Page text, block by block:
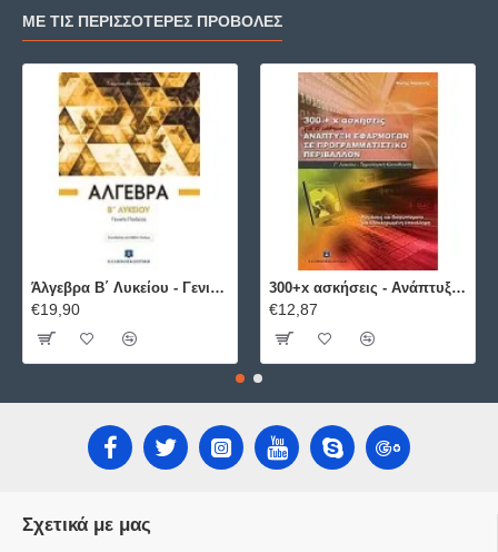
ΜΕ ΤΙΣ ΠΕΡΙΣΣΌΤΕΡΕΣ ΠΡΟΒΟΛΈΣ
Άλγεβρα B΄ Λυκείου - Γενικής Παιδείας ΕΛΛΗΝΟΕΚΔΟΤΙΚΗ
€19,90
300+x ασκήσεις - Ανάπτυξη Εφαρμογών σε Προγραμματιστικό Περιβάλλον ΕΛΛΗΝΟΕΚΔΟΤΙΚΗ
€12,87
Σχετικά με μας